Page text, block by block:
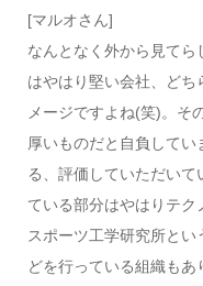
[マルオさん]
なんとなく外から見て
はやはり堅い会社、どち
メージですよね(笑)。そ
厚いものだと自負して
る、評価していただい
ている部分はやはりテ
スポーツ工学研究所と
どを行っている組織も